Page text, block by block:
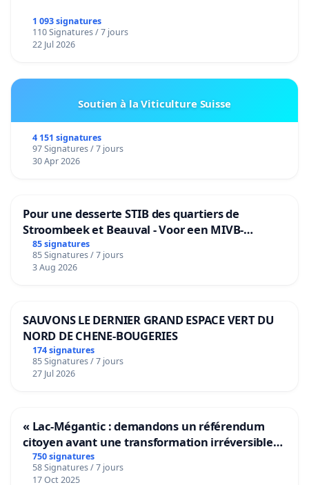
1 093 signatures
110 Signatures / 7 jours
22 Jul 2026
Soutien à la Viticulture Suisse
4 151 signatures
97 Signatures / 7 jours
30 Apr 2026
Pour une desserte STIB des quartiers de
Stroombeek et Beauval - Voor een MIVB-
bediening van de wijken Strombeek en Het
Voor
85 signatures
85 Signatures / 7 jours
3 Aug 2026
SAUVONS LE DERNIER GRAND ESPACE VERT DU
NORD DE CHENE-BOUGERIES
174 signatures
85 Signatures / 7 jours
27 Jul 2026
« Lac-Mégantic : demandons un référendum
citoyen avant une transformation irréversible
de notre territoire »
750 signatures
58 Signatures / 7 jours
17 Oct 2025